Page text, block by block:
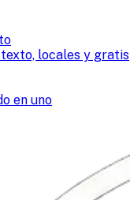
locales y gratis
en uno